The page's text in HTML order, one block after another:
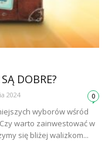
DOBRE?
2024 0
wyborów wśród
warto zainwestować w
się bliżej walizkom...